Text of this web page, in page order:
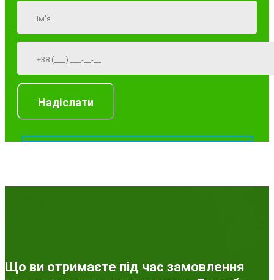
Що ви отримаєте під час замовлення